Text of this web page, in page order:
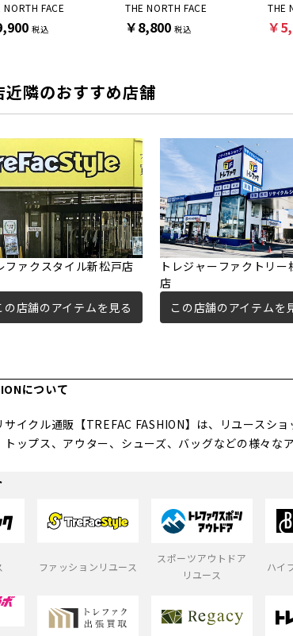
NORTH FACE
税込
THE NORTH FACE
￥8,800 税込
THE
￥
近隣のおすすめ店舗
ファクスタイル新松戸店
の店舗のアイテムを見る
トレジャーファクトリー
店
この店舗のアイテムを
について
サイクル通販【TREFAC FASHION】は、リユースシ
トップス、アウター、シューズ、バッグなどの様々
ファッションリユース
スポーツアウトドア
リユース
ハイ